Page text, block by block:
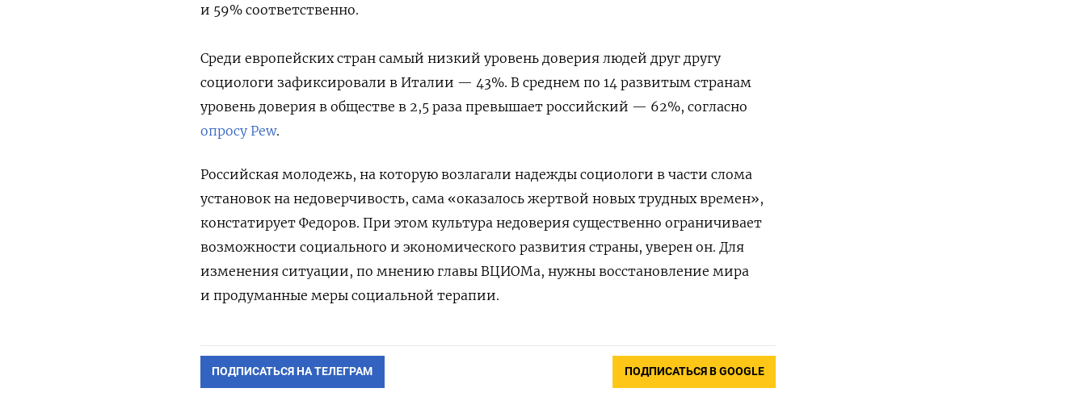
и 59% соответственно.
Среди европейских стран самый низкий уровень доверия людей друг другу
социологи зафиксировали в Италии — 43%. В среднем по 14 развитым странам
уровень доверия в обществе в 2,5 раза превышает российский — 62%, согласно
опросу Pew.
Российская молодежь, на которую возлагали надежды социологи в части слома
установок на недоверчивость, сама «оказалось жертвой новых трудных времен»,
констатирует Федоров. При этом культура недоверия существенно ограничивает
возможности социального и экономического развития страны, уверен он. Для
изменения ситуации, по мнению главы ВЦИОМа, нужны восстановление мира
и продуманные меры социальной терапии.
ПОДПИСАТЬСЯ НА ТЕЛЕГРАМ ПОДПИСАТЬСЯ В GOOGLE